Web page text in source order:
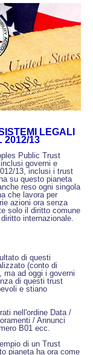
LEGALI
2012/13
Public Trust
governi e
13, inclusi i trust
su questo pianeta
reso ogni singola
che lavora per
azioni ora senza
solo il diritto comune
internazionale.
di questi
(conto di
ma ad oggi i governi
di questi trust
e stiano
nell'ordine Data /
/ Annunci
B01 ecc.
di un Trust
pianeta ha ora come